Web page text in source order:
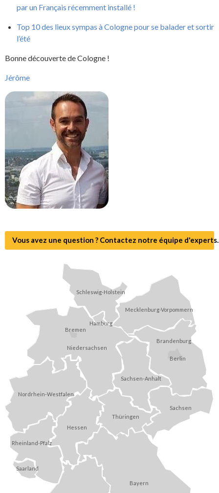
par un Français récemment installé !
Top 10 des lieux sympas à Cologne pour se balader et sortir
l’été
Bonne découverte de Cologne !
Jérôme
Vous avez une question ? Contactez notre équipe d'experts.
Berlin
Bremen
Hamburg
Saarland
Schleswig-Holstein
Mecklenburg-Vorpommern
Brandenburg
Niedersachsen
Sachsen-Anhalt
Sachsen
Thüringen
Hessen
Nordrhein-Westfalen
Rheinland-Pfalz
Bayern